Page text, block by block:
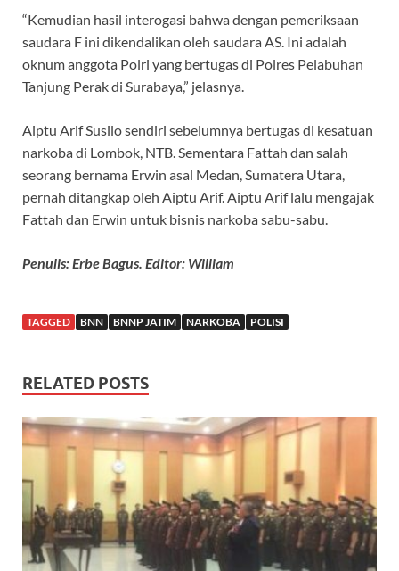
“Kemudian hasil interogasi bahwa dengan pemeriksaan
saudara F ini dikendalikan oleh saudara AS. Ini adalah
oknum anggota Polri yang bertugas di Polres Pelabuhan
Tanjung Perak di Surabaya,” jelasnya.
Aiptu Arif Susilo sendiri sebelumnya bertugas di kesatuan
narkoba di Lombok, NTB. Sementara Fattah dan salah
seorang bernama Erwin asal Medan, Sumatera Utara,
pernah ditangkap oleh Aiptu Arif. Aiptu Arif lalu mengajak
Fattah dan Erwin untuk bisnis narkoba sabu-sabu.
Penulis: Erbe Bagus. Editor: William
TAGGED BNN BNNP JATIM NARKOBA POLISI
RELATED POSTS